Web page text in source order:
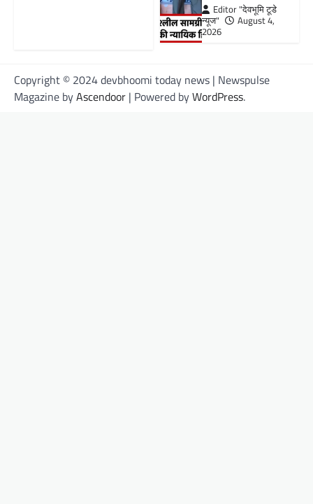
Editor "देवभूमि टूडे
न्यूज"
August 4,
2026
Copyright © 2024 devbhoomi today news | Newspulse
Magazine byAscendoor | Powered byWordPress.